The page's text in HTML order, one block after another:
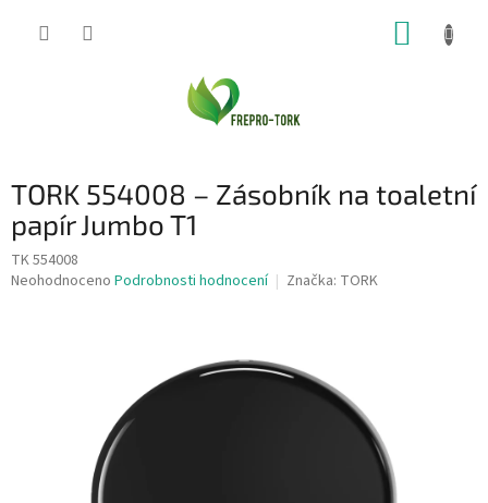
TORK 554008 – Zásobník na toaletní
papír Jumbo T1
TK 554008
Průměrné
Neohodnoceno Podrobnosti hodnocení Značka: TORK